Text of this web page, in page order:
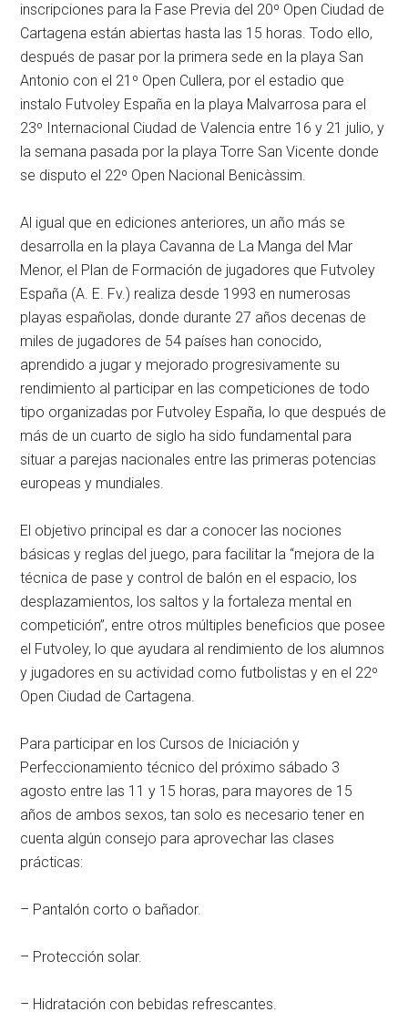
inscripciones para la Fase Previa del 20º Open Ciudad de
Cartagena están abiertas hasta las 15 horas. Todo ello,
después de pasar por la primera sede en la playa San
Antonio con el 21º Open Cullera, por el estadio que
instalo Futvoley España en la playa Malvarrosa para el
23º Internacional Ciudad de Valencia entre 16 y 21 julio, y
la semana pasada por la playa Torre San Vicente donde
se disputo el 22º Open Nacional Benicàssim.
Al igual que en ediciones anteriores, un año más se
desarrolla en la playa Cavanna de La Manga del Mar
Menor, el Plan de Formación de jugadores que Futvoley
España (A. E. Fv.) realiza desde 1993 en numerosas
playas españolas, donde durante 27 años decenas de
miles de jugadores de 54 países han conocido,
aprendido a jugar y mejorado progresivamente su
rendimiento al participar en las competiciones de todo
tipo organizadas por Futvoley España, lo que después de
más de un cuarto de siglo ha sido fundamental para
situar a parejas nacionales entre las primeras potencias
europeas y mundiales.
El objetivo principal es dar a conocer las nociones
básicas y reglas del juego, para facilitar la “mejora de la
técnica de pase y control de balón en el espacio, los
desplazamientos, los saltos y la fortaleza mental en
competición”, entre otros múltiples beneficios que posee
el Futvoley, lo que ayudara al rendimiento de los alumnos
y jugadores en su actividad como futbolistas y en el 22º
Open Ciudad de Cartagena.
Para participar en los Cursos de Iniciación y
Perfeccionamiento técnico del próximo sábado 3
agosto entre las 11 y 15 horas, para mayores de 15
años de ambos sexos, tan solo es necesario tener en
cuenta algún consejo para aprovechar las clases
prácticas:
– Pantalón corto o bañador.
– Protección solar.
– Hidratación con bebidas refrescantes.